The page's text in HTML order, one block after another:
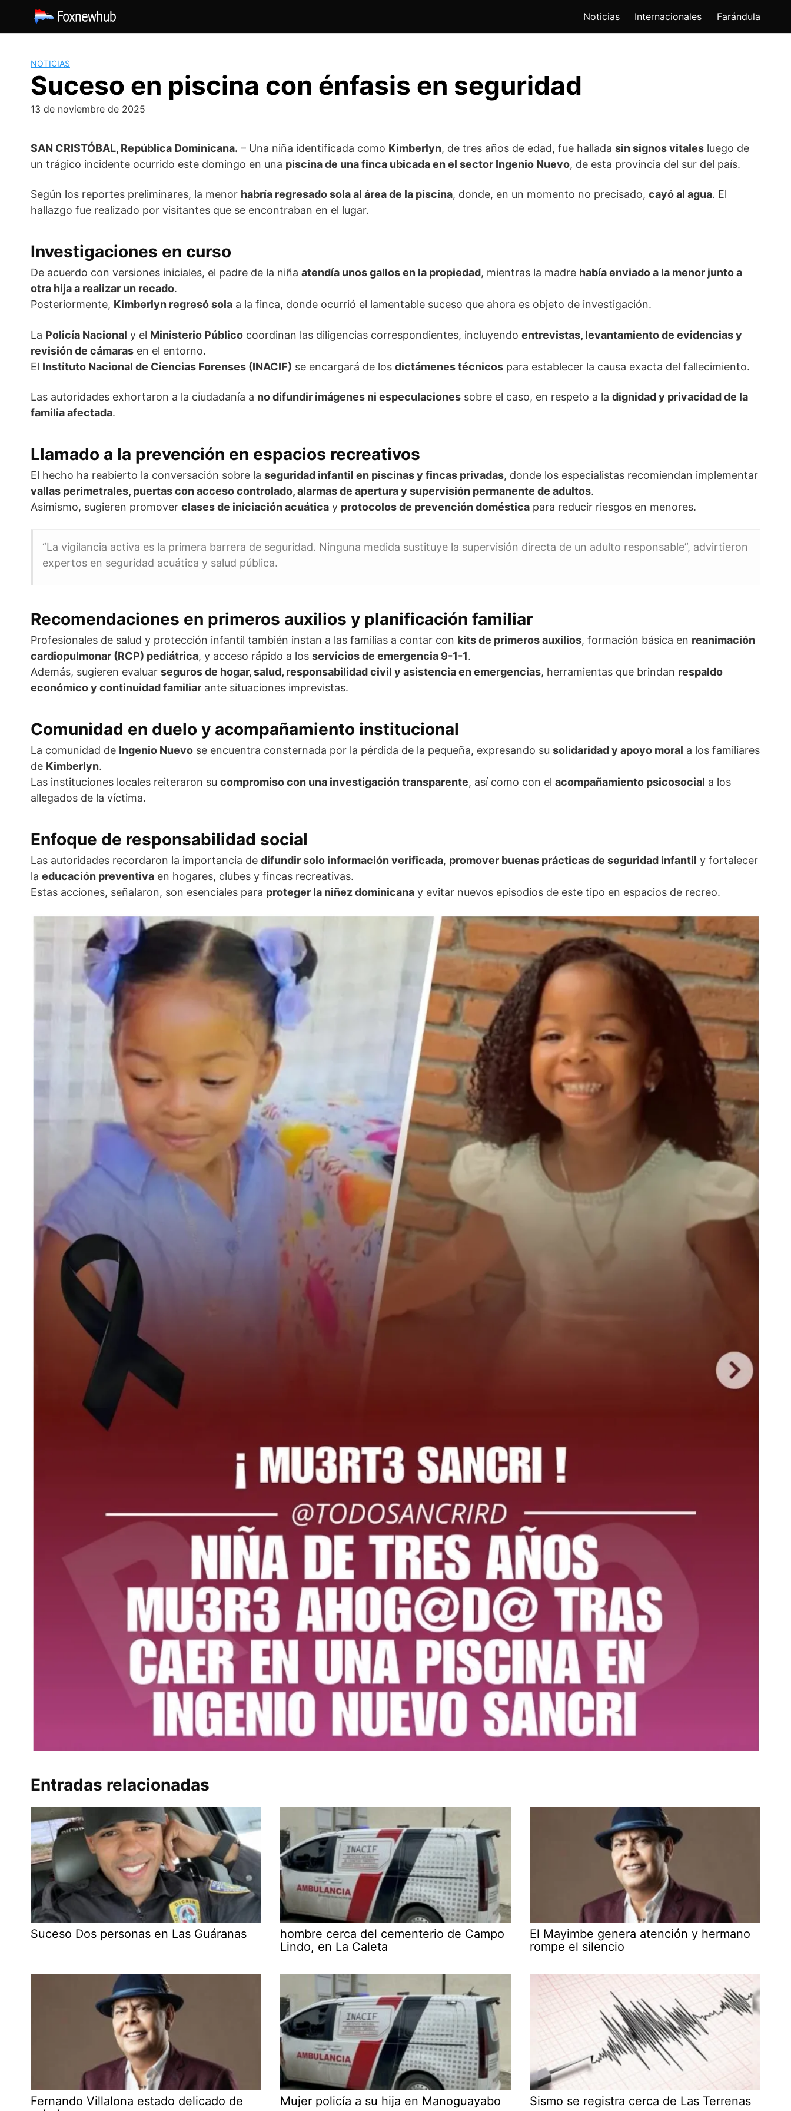
contenido
Noticias Internacionales Farándula
NOTICIAS
Suceso en piscina con énfasis en seguridad
13 de noviembre de 2025
SAN CRISTÓBAL, República Dominicana. – Una niña identificada como Kimberlyn, de tres años de edad, fue hallada sin signos vitales luego de
un trágico incidente ocurrido este domingo en una piscina de una finca ubicada en el sector Ingenio Nuevo, de esta provincia del sur del país.
Según los reportes preliminares, la menor habría regresado sola al área de la piscina, donde, en un momento no precisado, cayó al agua. El
hallazgo fue realizado por visitantes que se encontraban en el lugar.
Investigaciones en curso
De acuerdo con versiones iniciales, el padre de la niña atendía unos gallos en la propiedad, mientras la madre había enviado a la menor junto a
otra hija a realizar un recado.
Posteriormente, Kimberlyn regresó sola a la finca, donde ocurrió el lamentable suceso que ahora es objeto de investigación.
La Policía Nacional y el Ministerio Público coordinan las diligencias correspondientes, incluyendo entrevistas, levantamiento de evidencias y
revisión de cámaras en el entorno.
El Instituto Nacional de Ciencias Forenses (INACIF) se encargará de los dictámenes técnicos para establecer la causa exacta del fallecimiento.
Las autoridades exhortaron a la ciudadanía a no difundir imágenes ni especulaciones sobre el caso, en respeto a la dignidad y privacidad de la
familia afectada.
Llamado a la prevención en espacios recreativos
El hecho ha reabierto la conversación sobre la seguridad infantil en piscinas y fincas privadas, donde los especialistas recomiendan implementar
vallas perimetrales, puertas con acceso controlado, alarmas de apertura y supervisión permanente de adultos.
Asimismo, sugieren promover clases de iniciación acuática y protocolos de prevención doméstica para reducir riesgos en menores.
“La vigilancia activa es la primera barrera de seguridad. Ninguna medida sustituye la supervisión directa de un adulto responsable”, advirtieron
expertos en seguridad acuática y salud pública.
Recomendaciones en primeros auxilios y planificación familiar
Profesionales de salud y protección infantil también instan a las familias a contar con kits de primeros auxilios, formación básica en reanimación
cardiopulmonar (RCP) pediátrica, y acceso rápido a los servicios de emergencia 9-1-1.
Además, sugieren evaluar seguros de hogar, salud, responsabilidad civil y asistencia en emergencias, herramientas que brindan respaldo
económico y continuidad familiar ante situaciones imprevistas.
Comunidad en duelo y acompañamiento institucional
La comunidad de Ingenio Nuevo se encuentra consternada por la pérdida de la pequeña, expresando su solidaridad y apoyo moral a los familiares
de Kimberlyn.
Las instituciones locales reiteraron su compromiso con una investigación transparente, así como con el acompañamiento psicosocial a los
allegados de la víctima.
Enfoque de responsabilidad social
Las autoridades recordaron la importancia de difundir solo información verificada, promover buenas prácticas de seguridad infantil y fortalecer
la educación preventiva en hogares, clubes y fincas recreativas.
Estas acciones, señalaron, son esenciales para proteger la niñez dominicana y evitar nuevos episodios de este tipo en espacios de recreo.
Entradas relacionadas
Suceso Dos personas en Las Guáranas
hombre cerca del cementerio de Campo
Lindo, en La Caleta
El Mayimbe genera atención y hermano
rompe el silencio
Fernando Villalona estado delicado de
Mujer policía a su hija en Manoguayabo Sismo se registra cerca de Las Terrenas